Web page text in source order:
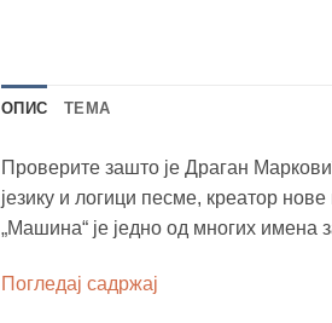
ОПИС TEМА
Проверите зашто је Драган
језику и логици песме, креатор
„Машина“ је једно од многих
Погледај садржај